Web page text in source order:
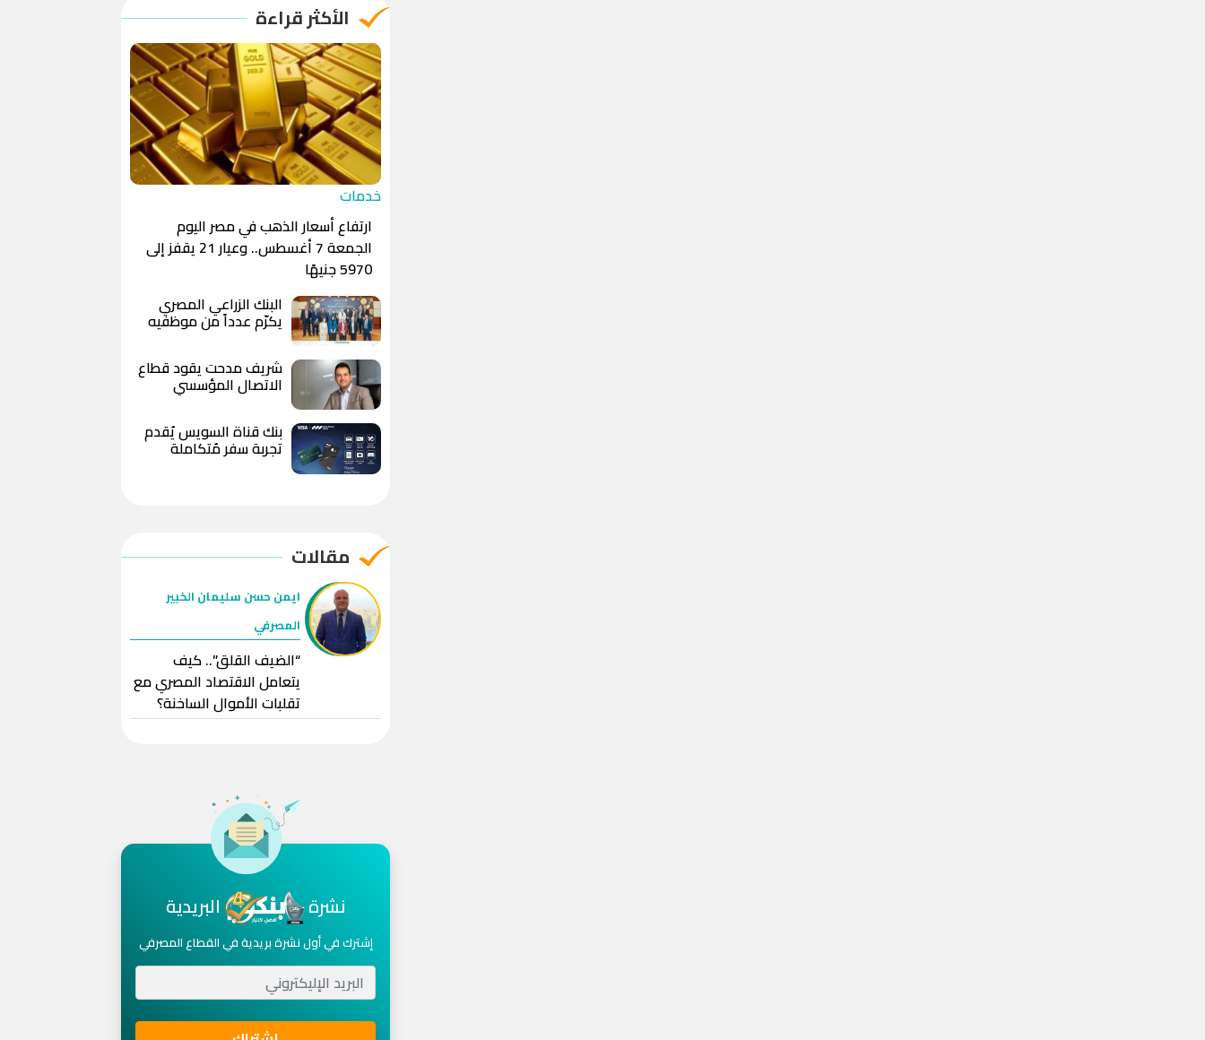
الدينار الأردني
-1.0000
-1.0000
الأكثر قراءة
خدمات
ارتفاع أسعار الذهب في مصر اليوم
الجمعة 7 أغسطس.. وعيار 21 يقفز إلى
5970 جنيهًا
البنك الزراعي المصري
يكرّم عدداً من موظفيه
المتميزين لتحقيق ارقام
استثنائية في القروض
الشخصية خلال الربع الأول
من 2026
شريف مدحت يقود قطاع
الاتصال المؤسسي
بالمصرف المتحد بخبرة
بنك قناة السويس يُقدم
تجربة سفر مُتكاملة
مقالات
ايمن حسن سليمان الخبير
المصرفي
“الضيف القلق”.. كيف
يتعامل الاقتصاد المصري مع
تقلبات الأموال الساخنة؟
نشرة البريدية
إشترك في أول نشرة بريدية في القطاع المصرفي